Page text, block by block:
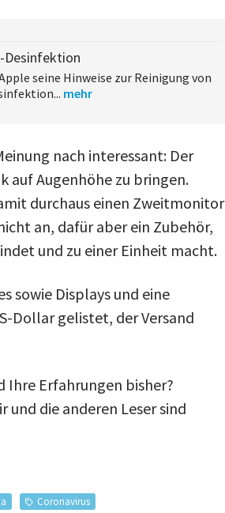
Desinfektion
seine Hinweise zur Reinigung von
mehr
nach interessant: Der
auf Augenhöhe zu bringen.
durchaus einen Zweitmonitor
an, dafür aber ein Zubehör,
und zu einer Einheit macht.
sowie Displays und eine
Dollar gelistet, der Versand
Ihre Erfahrungen bisher?
die anderen Leser sind
Coronavirus